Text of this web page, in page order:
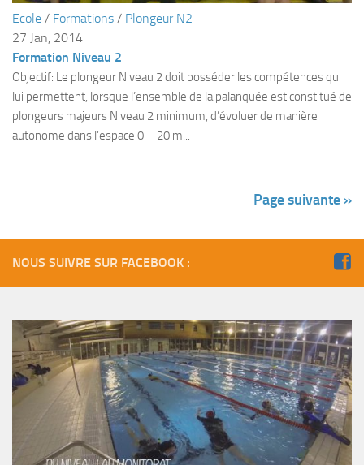
Ecole / Formations / Plongeur N2
27 Jan, 2014
Formation Niveau 2
Objectif: Le plongeur Niveau 2 doit posséder les compétences qui
lui permettent, lorsque l’ensemble de la palanquée est constitué de
plongeurs majeurs Niveau 2 minimum, d’évoluer de manière
autonome dans l’espace 0 – 20 m...
Page suivante »
NOUS SUIVRE SUR FACEBOOK :